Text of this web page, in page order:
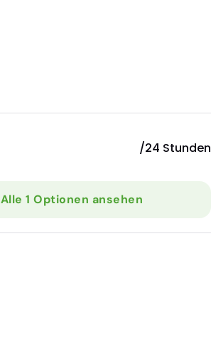
/24 Stunden
Alle 1 Optionen ansehen